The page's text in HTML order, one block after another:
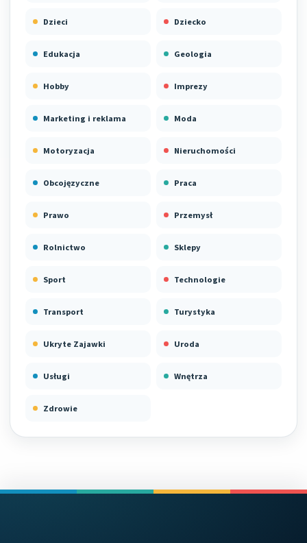
Dzieci Dziecko
Edukacja Geologia
Hobby Imprezy
Marketing i reklama Moda
Motoryzacja Nieruchomości
Obcojęzyczne Praca
Prawo Przemysł
Rolnictwo Sklepy
Sport Technologie
Transport Turystyka
Ukryte Zajawki Uroda
Usługi Wnętrza
Zdrowie